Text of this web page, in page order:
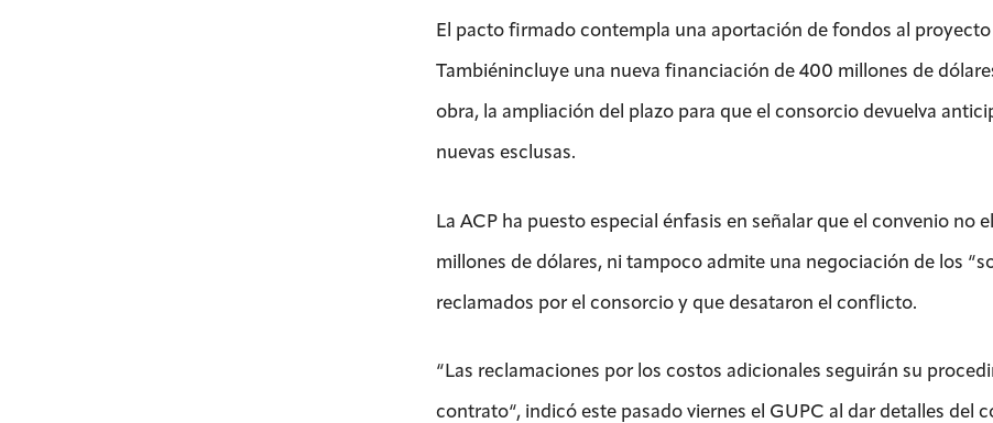
El pacto firmado contempla una aportación de fondos al
Tambiénincluye una nueva financiación de 400 millones de
obra, la ampliación del plazo para que el consorcio devuelva
nuevas esclusas.
La ACP ha puesto especial énfasis en señalar que el convenio no
millones de dólares, ni tampoco admite una negociación de los
reclamados por el consorcio y que desataron el conflicto.
“Las reclamaciones por los costos adicionales seguirán su
contrato“, indicó este pasado viernes el GUPC al dar detalles del